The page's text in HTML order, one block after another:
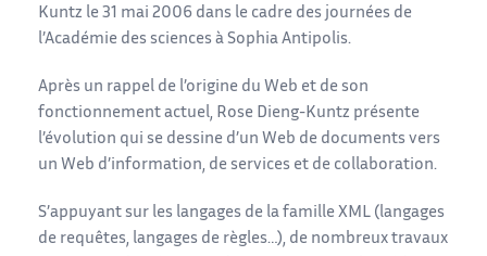
Kuntz le 31 mai 2006 dans le cadre des journées de
l’Académie des sciences à Sophia Antipolis.
Après un rappel de l’origine du Web et de son
fonctionnement actuel, Rose Dieng-Kuntz présente
l’évolution qui se dessine d’un Web de documents vers
un Web d’information, de services et de collaboration.
S’appuyant sur les langages de la famille XML (langages
de requêtes, langages de règles…), de nombreux travaux